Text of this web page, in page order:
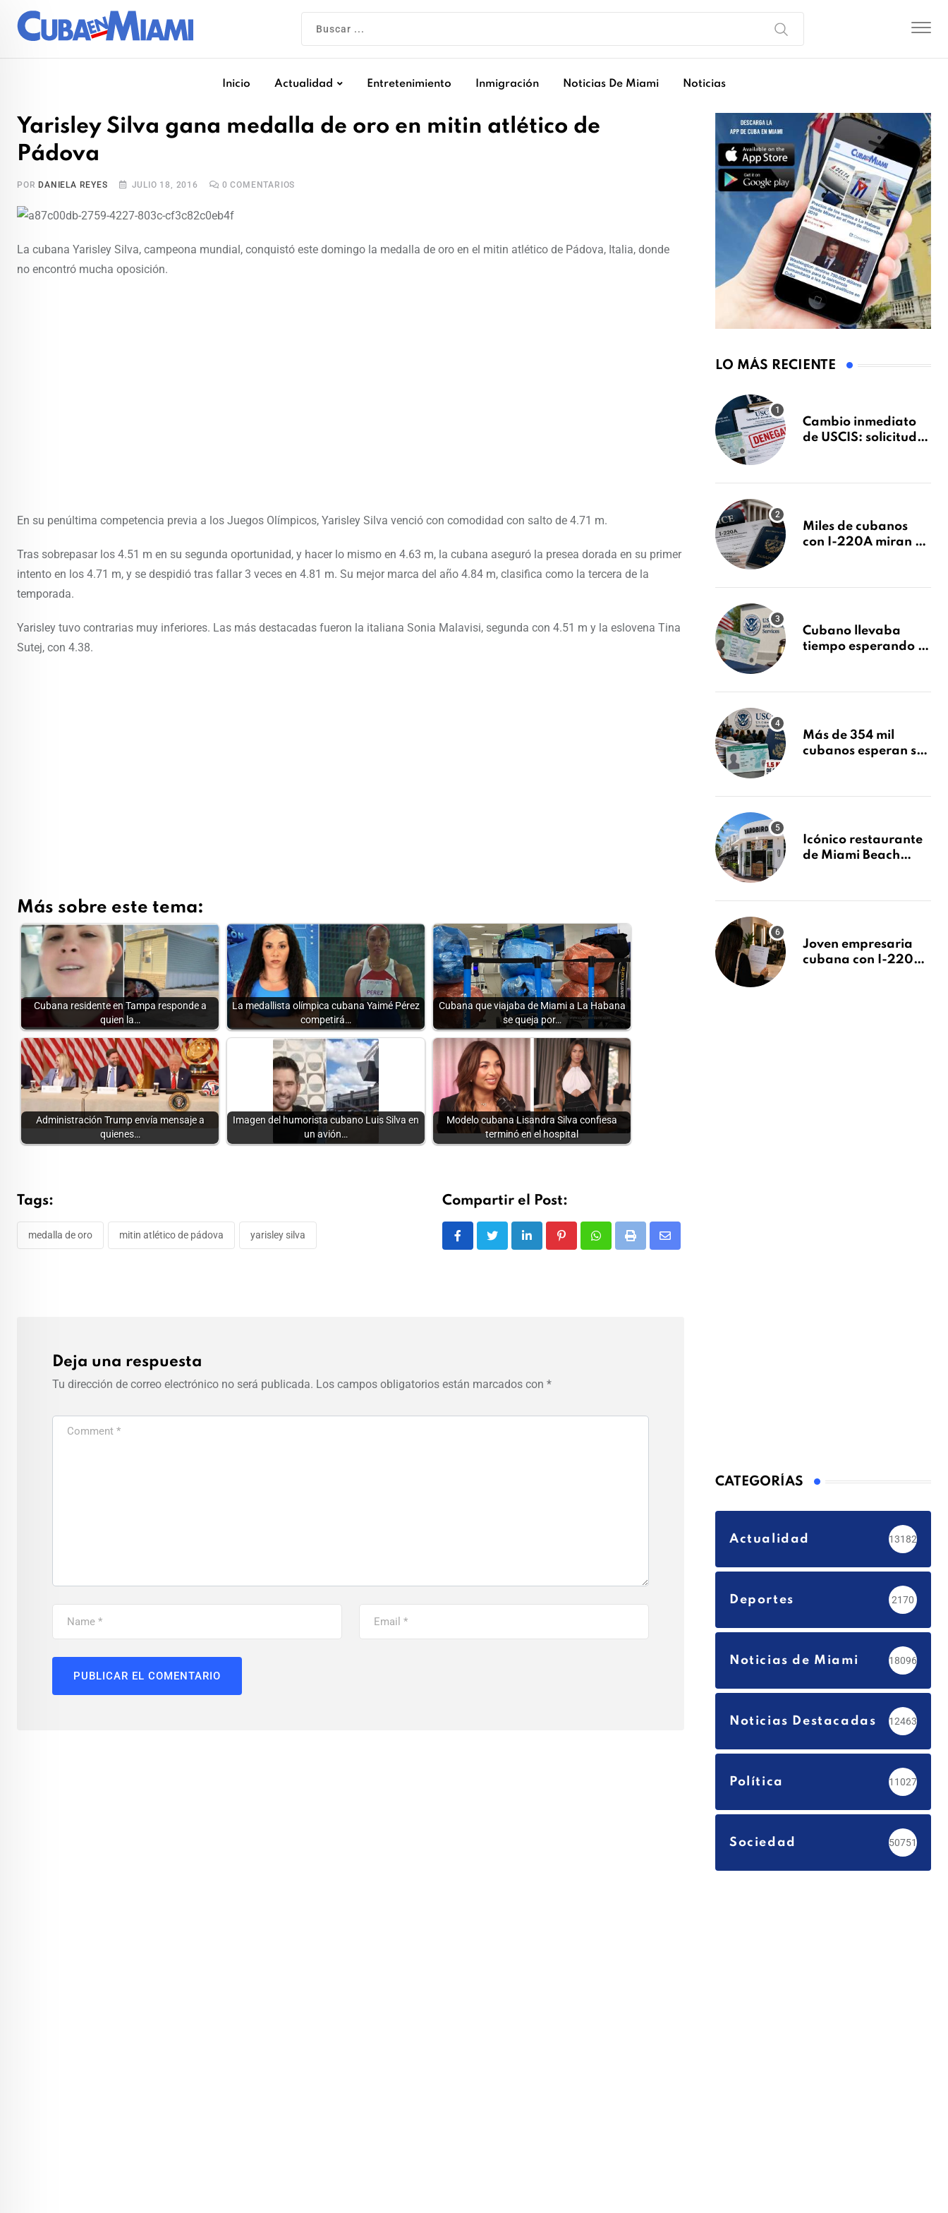
Inicio Actualidad Entretenimiento Inmigración Noticias De Miami Noticias
Yarisley Silva gana medalla de oro en mitin atlético de
Pádova
POR DANIELA REYES JULIO 18, 2016 0 COMENTARIOS
La cubana Yarisley Silva, campeona mundial, conquistó este domingo la medalla de oro en el mitin atlético de Pádova, Italia, donde
no encontró mucha oposición.
En su penúltima competencia previa a los Juegos Olímpicos, Yarisley Silva venció con comodidad con salto de 4.71 m.
Tras sobrepasar los 4.51 m en su segunda oportunidad, y hacer lo mismo en 4.63 m, la cubana aseguró la presea dorada en su primer
intento en los 4.71 m, y se despidió tras fallar 3 veces en 4.81 m. Su mejor marca del año 4.84 m, clasifica como la tercera de la
temporada.
Yarisley tuvo contrarias muy inferiores. Las más destacadas fueron la italiana Sonia Malavisi, segunda con 4.51 m y la eslovena Tina
Sutej, con 4.38.
Más sobre este tema:
Cubana residente en Tampa responde a
quien la…
La medallista olímpica cubana Yaimé Pérez
competirá…
Cubana que viajaba de Miami a La Habana
se queja por…
Administración Trump envía mensaje a
quienes…
Imagen del humorista cubano Luis Silva en
un avión…
Modelo cubana Lisandra Silva confiesa
terminó en el hospital
Tags:
medalla de oro mitin atlético de pádova yarisley silva
Compartir el Post:
LinkedIn PinterestWhatsappPrint
Share
Deja una respuesta
Tu dirección de correo electrónico no será publicada. Los campos obligatorios están marcados con *
LO MÁS RECIENTE
Cambio inmediato
de USCIS: solicitudes
sin previo aviso
Miles de cubanos
con I-220A miran al
decidirse en una
Cubano llevaba
tiempo esperando su
tras Writ of
Más de 354 mil
cubanos esperan su
millones de
Icónico restaurante
de Miami Beach
después de 15 años
Joven empresaria
cubana con I-220A
CATEGORÍAS
Actualidad 13182
Deportes 2170
Noticias de Miami 18096
Noticias Destacadas 12463
Política 11027
Sociedad 50751